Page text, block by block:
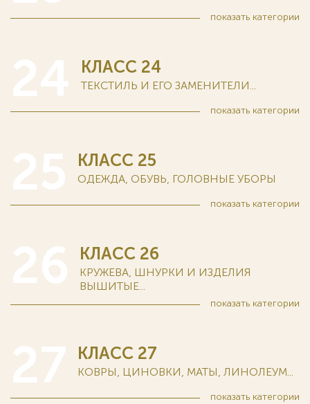
показать категории
КЛАСС 24
ТЕКСТИЛЬ И ЕГО ЗАМЕНИТЕЛИ...
показать категории
КЛАСС 25
ОДЕЖДА, ОБУВЬ, ГОЛОВНЫЕ УБОРЫ
показать категории
КЛАСС 26
КРУЖЕВА, ШНУРКИ И ИЗДЕЛИЯ
ВЫШИТЫЕ...
показать категории
КЛАСС 27
КОВРЫ, ЦИНОВКИ, МАТЫ, ЛИНОЛЕУМ...
показать категории